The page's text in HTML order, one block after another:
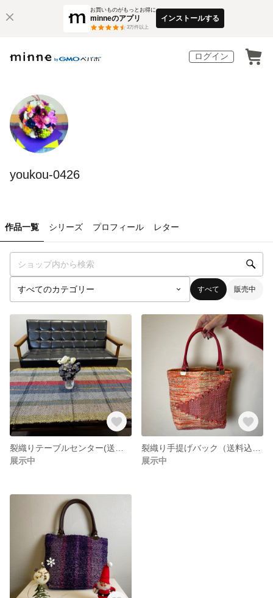
お買いものがもっとお得に
minneのアプリ
3万件以上
インストールする
ログイン
youkou-0426
作品一覧 シリーズ プロフィール レター
すべて 販売中
展示中
展示中